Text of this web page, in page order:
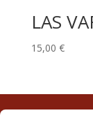
LAS
15,00 €